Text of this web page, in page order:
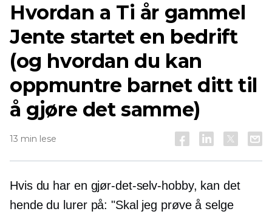
Hvordan a Ti år gammel
Jente startet en bedrift
(og hvordan du kan
oppmuntre barnet ditt til
å gjøre det samme)
13 min lese
Hvis du har en gjør-det-selv-hobby, kan det
hende du lurer på: "Skal jeg prøve å selge